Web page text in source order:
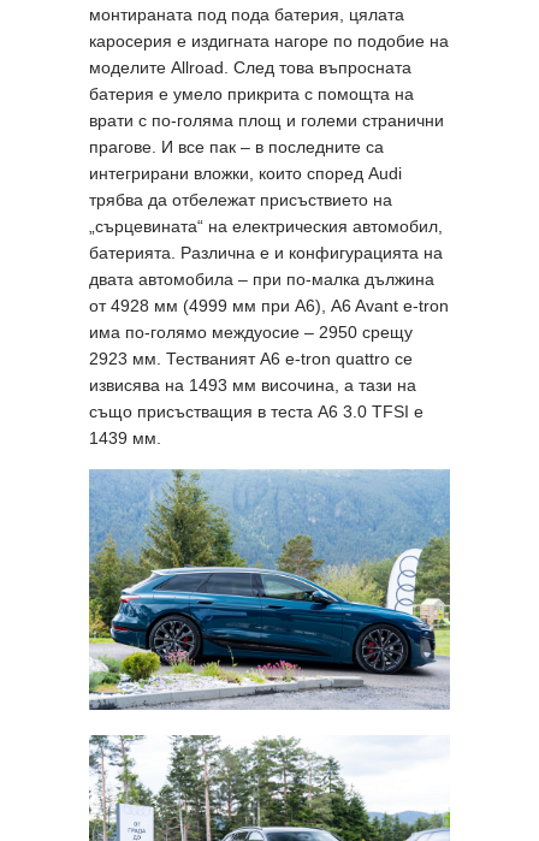
монтираната под пода батерия, цялата
каросерия е издигната нагоре по подобие на
моделите Allroad. След това въпросната
батерия е умело прикрита с помощта на
врати с по-голяма площ и големи странични
прагове. И все пак – в последните са
интегрирани вложки, които според Audi
трябва да отбележат присъствието на
„сърцевината“ на електрическия автомобил,
батерията. Различна е и конфигурацията на
двата автомобила – при по-малка дължина
от 4928 мм (4999 мм при A6), A6 Avant е-tron
има по-голямо междуосие – 2950 срещу
2923 мм. Тестваният A6 e-tron quattro се
извисява на 1493 мм височина, а тази на
също присъстващия в теста A6 3.0 TFSI е
1439 мм.